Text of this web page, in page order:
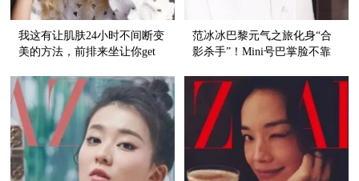
我这有让肌肤24小时不间断变
美的方法，前排来坐让你get
范冰冰巴黎元气之旅化身“合
影杀手”！Mini号巴掌脸不靠